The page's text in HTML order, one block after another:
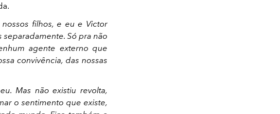
filhos, e eu e Victor
Só pra não
agente externo que
convivência, das nossas
Mas não existiu revolta,
o sentimento que existe,